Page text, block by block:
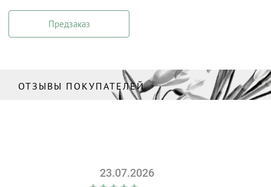
Предзаказ
ОТЗЫВЫ ПОКУПАТЕЛЕЙ
23.07.2026